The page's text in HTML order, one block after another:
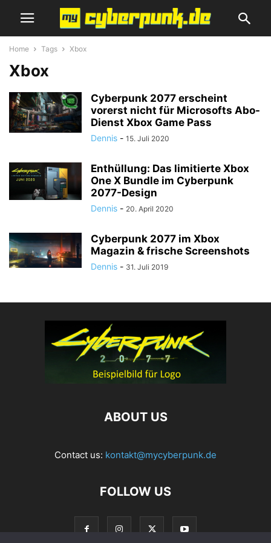
Home Tags Xbox
Xbox
Cyberpunk 2077 erscheint
vorerst nicht für Microsofts Abo-
Dienst Xbox Game Pass
Dennis - 15. Juli 2020
Enthüllung: Das limitierte Xbox
One X Bundle im Cyberpunk
2077-Design
Dennis - 20. April 2020
Cyberpunk 2077 im Xbox
Magazin & frische Screenshots
Dennis - 31. Juli 2019
ABOUT US
Contact us: kontakt@mycyberpunk.de
FOLLOW US